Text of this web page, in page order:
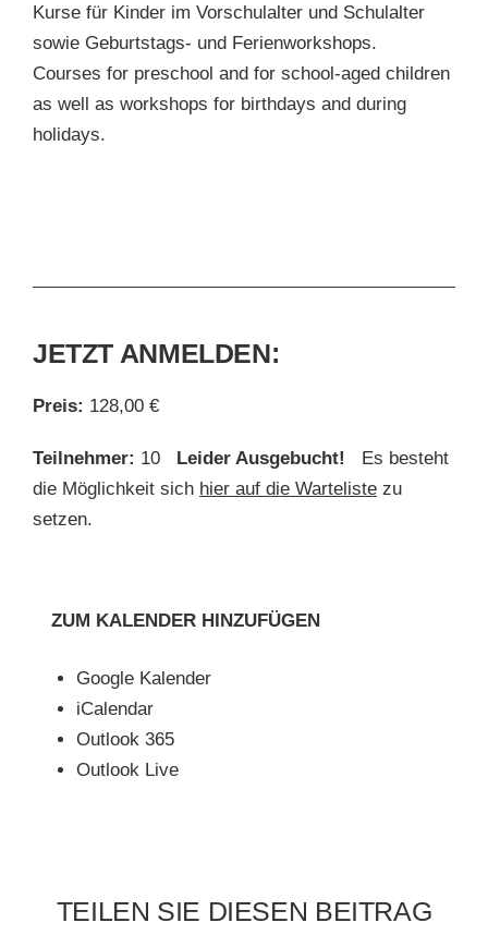
Kurse für Kinder im Vorschulalter und Schulalter
sowie Geburtstags- und Ferienworkshops.
Courses for preschool and for school-aged children
as well as workshops for birthdays and during
holidays.
JETZT ANMELDEN:
Preis: 128,00 €
Teilnehmer: 10 Leider Ausgebucht!
Es besteht
die Möglichkeit sich hier auf die Wartelistezu
setzen.
ZUM KALENDER HINZUFÜGEN
Google Kalender
iCalendar
Outlook 365
Outlook Live
TEILEN SIE DIESEN BEITRAG